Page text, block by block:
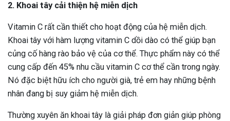
2. Khoai tây cải thiện hệ miễn dịch
Vitamin C rất cần thiết cho hoạt động của hệ miễn dịch.
Khoai tây với hàm lượng vitamin C dồi dào có thể giúp bạn
củng cố hàng rào bảo vệ của cơ thể. Thực phẩm này có thể
cung cấp đến 45% nhu cầu vitamin C cơ thể cần trong ngày.
Nó đặc biệt hữu ích cho người già, trẻ em hay những bệnh
nhân đang bị suy giảm hệ miễn dịch.
Thường xuyên ăn khoai tây là giải pháp đơn giản giúp phòng